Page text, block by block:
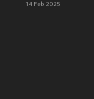
14 Feb 2025